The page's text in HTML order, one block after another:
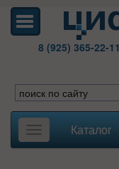
8 (925) 365-22-11
Toggle
navigation
Каталог